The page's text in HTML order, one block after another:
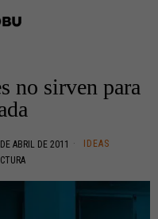
no sirven para
ABRIL DE 2011
IDEAS